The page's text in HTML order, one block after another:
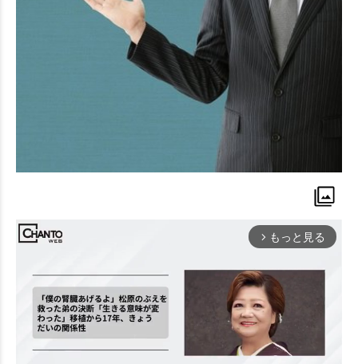
arrow_forward_ios もっと見る